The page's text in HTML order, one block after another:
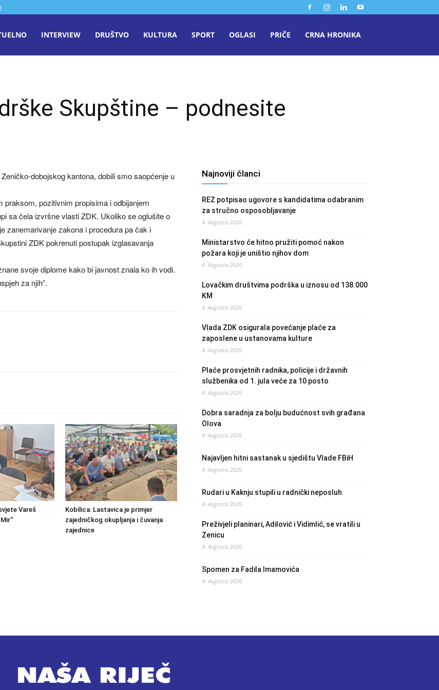
INTERVIEW DRUŠTVO KULTURA SPORT OGLASI PRIČE CRNA HRONIKA
Skupštine – podnesite
dobojskog kantona, dobili smo saopćenje u
pozitivnim propisima i odbijanjem
sa čela izvršne vlasti ZDK. Ukoliko se oglušite o
zanemarivanje zakona i procedura pa čak i
ZDK pokrenuti postupak izglasavanja
svoje diplome kako bi javnost znala ko ih vodi.
za njih”.
Vareš
Kobilica: Lastavica je primjer
zajedničkog okupljanja i čuvanja
zajednice
Najnoviji članci
REZ potpisao ugovore s kandidatima odabranim
za stručno osposobljavanje
4. Augusta 2026.
Ministarstvo će hitno pružiti pomoć nakon
požara koji je uništio njihov dom
4. Augusta 2026.
Lovačkim društvima podrška u iznosu od 138.000
KM
4. Augusta 2026.
Vlada ZDK osigurala povećanje plaće za
zaposlene u ustanovama kulture
4. Augusta 2026.
Plaće prosvjetnih radnika, policije i državnih
službenika od 1. jula veće za 10 posto
4. Augusta 2026.
Dobra saradnja za bolju budućnost svih građana
Olova
4. Augusta 2026.
Najavljen hitni sastanak u sjedištu Vlade FBiH
4. Augusta 2026.
Rudari u Kaknju stupili u radnički neposluh
4. Augusta 2026.
Preživjeli planinari, Adilović i Vidimlić, se vratili u
Zenicu
4. Augusta 2026.
Spomen za Fadila Imamovića
4. Augusta 2026.